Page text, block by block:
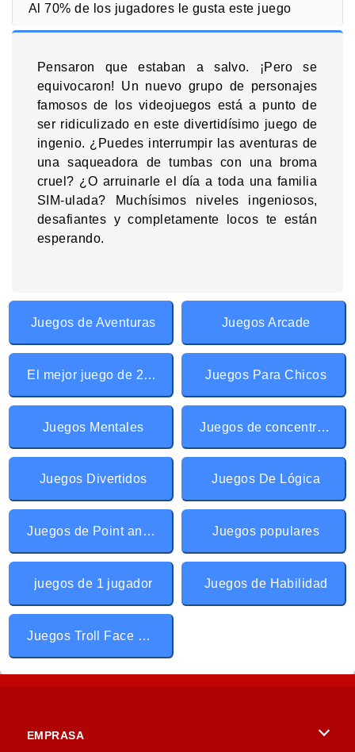
Al 70% de los jugadores le gusta este juego
Pensaron que estaban a salvo. ¡Pero se
equivocaron! Un nuevo grupo de personajes
famosos de los videojuegos está a punto de
ser ridiculizado en este divertidísimo juego de
ingenio. ¿Puedes interrumpir las aventuras de
una saqueadora de tumbas con una broma
cruel? ¿O arruinarle el día a toda una familia
SIM-ulada? Muchísimos niveles ingeniosos,
desafiantes y completamente locos te están
esperando.
Juegos de Aventuras Juegos Arcade
El mejor juego de 2018 Juegos Para Chicos
Juegos Mentales Juegos de concentración
Juegos Divertidos Juegos De Lógica
Juegos de Point and Click Juegos populares
juegos de 1 jugador Juegos de Habilidad
Juegos Troll Face Quest
EMPRASA